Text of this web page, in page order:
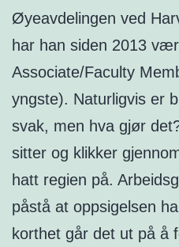
Øyeavdelingen ved
har han siden 2013
Associate/Faculty
yngste). Naturligvis er
svak, men hva gjør
sitter og klikker
hatt regien på.
påstå at oppsigelsen
korthet går det ut på å